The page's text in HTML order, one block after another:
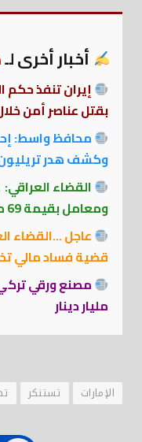
أخبار أخرى لـ
إيران تنفذ حكم
بقتل عناصر أمن
محافظ واسط:
وكشف هدر
القضاء
ومعامل بقيمة 69 مليار دينار في قضية “الجميلي”
قضية فساد مالي
مليار دينار
الإمارات تستنكر